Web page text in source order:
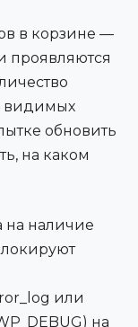
в корзине —
проявляются
видимых
обновить
на каком
на наличие
или
на